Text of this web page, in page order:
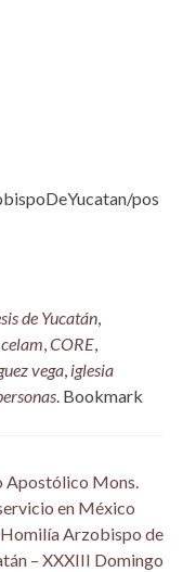
pos
de Yucatán,
celam,CORE,
vega, iglesia
. Bookmark
Apostólico Mons.
en México
Homilía Arzobispo de
– XXXIII Domingo